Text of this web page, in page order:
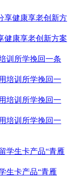
健康享老创新方案
训所学挽回一条
生卡产品“青雁